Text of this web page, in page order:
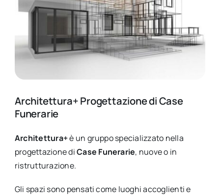
Architettura+ Progettazione di Case
Funerarie
Architettura+è un gruppo specializzato nella
progettazione diCase Funerarie, nuove o in
ristrutturazione.
Gli spazi sono pensati come luoghi accoglienti e